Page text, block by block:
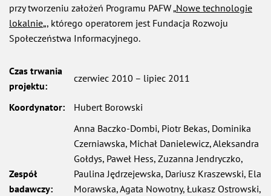
przy tworzeniu założeń Programu PAFW „Nowe technologie
lokalnieotwiera się w nowej karcie
„, którego operatorem jest Fundacja Rozwoju
Społeczeństwa Informacyjnego.
Czas trwania
projektu:
czerwiec 2010 – lipiec 2011
Koordynator: Hubert Borowski
Zespół
badawczy:
Anna Baczko-Dombi, Piotr Bekas, Dominika
Czerniawska, Michał Danielewicz, Aleksandra
Gołdys, Paweł Hess, Zuzanna Jendryczko,
Paulina Jędrzejewska, Dariusz Kraszewski, Ela
Morawska, Agata Nowotny, Łukasz Ostrowski,